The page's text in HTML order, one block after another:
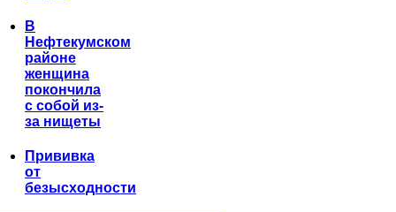
В
Нефтекумском
районе
женщина
покончила
с собой из-
за нищеты
Прививка
от
безысходности